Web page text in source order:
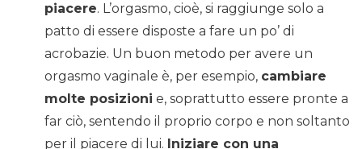
piacere. L’orgasmo, cioè, si raggiunge solo a
patto di essere disposte a fare un po’ di
acrobazie. Un buon metodo per avere un
orgasmo vaginale è, per esempio, cambiare
molte posizioni e, soprattutto essere pronte a
far ciò, sentendo il proprio corpo e non soltanto
per il piacere di lui. Iniziare con una